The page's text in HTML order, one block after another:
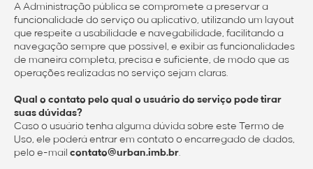
A Administração pública se compromete a preservar a
funcionalidade do serviço ou aplicativo, utilizando um layout
que respeite a usabilidade e navegabilidade, facilitando a
navegação sempre que possível, e exibir as funcionalidades
de maneira completa, precisa e suficiente, de modo que as
operações realizadas no serviço sejam claras.
Qual o contato pelo qual o usuário do serviço pode tirar
suas dúvidas?
Caso o usuário tenha alguma dúvida sobre este Termo de
Uso, ele poderá entrar em contato o encarregado de dados,
pelo e-mail contato@urban.imb.br.